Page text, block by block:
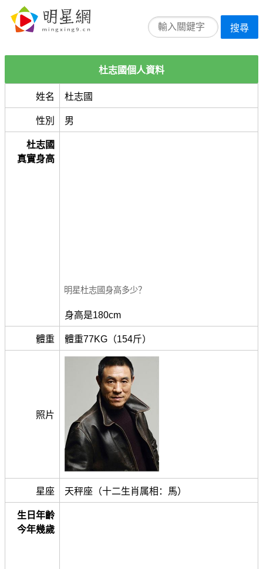
搜尋
杜志國個人資料
姓名 杜志國
性別 男
杜志國
真實身高
明星杜志國身高多少？
身高是180cm
體重 體重77KG（154斤）
照片
星座 天秤座（十二生肖属相：馬）
生日年齡
今年幾歲